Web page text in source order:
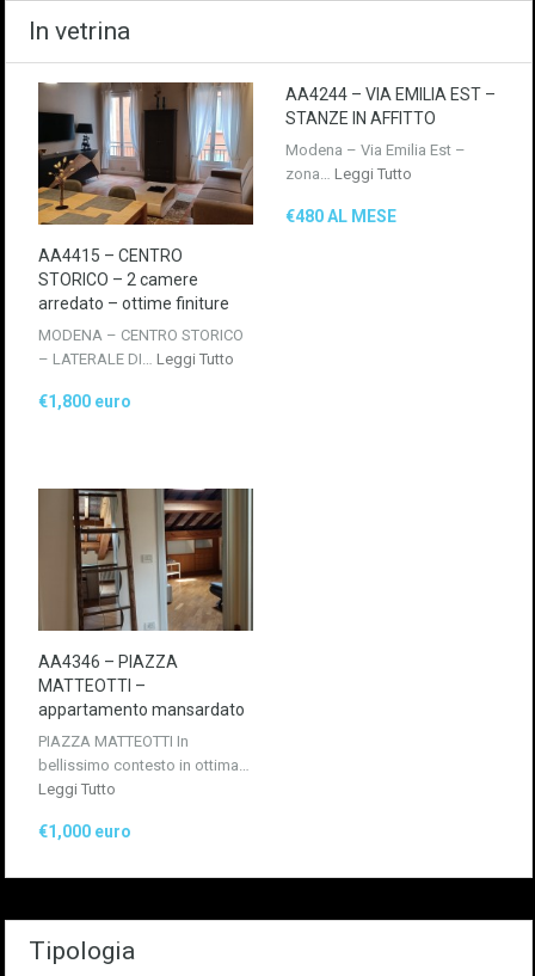
In vetrina
AA4415 – CENTRO
STORICO – 2 camere
arredato – ottime finiture
MODENA – CENTRO STORICO
– LATERALE DI… Leggi Tutto
€1,800 euro
AA4244 – VIA EMILIA EST –
STANZE IN AFFITTO
Modena – Via Emilia Est –
zona… Leggi Tutto
€480 AL MESE
AA4346 – PIAZZA
MATTEOTTI –
appartamento mansardato
PIAZZA MATTEOTTI In
bellissimo contesto in ottima…
Leggi Tutto
€1,000 euro
Tipologia